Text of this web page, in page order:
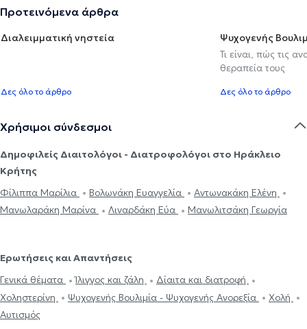
Προτεινόμενα άρθρα
Διαλειμματική νηστεία
Δες όλο το άρθρο
Ψυχογενής
Τι είναι, πώς τις
θεραπεία τους
Δες όλο το άρθρο
Χρήσιμοι σύνδεσμοι
Δημοφιλείς Διαιτολόγοι - Διατροφολόγοι στο Ηράκλειο
Κρήτης
Φίλιππα Μαρίλια
Βολωνάκη Ευαγγελία
Αντωνακάκη Ελένη
Μανωλαράκη Μαρίνα
Λιναρδάκη Εύα Μανωλιτσάκη Γεωργία
Ερωτήσεις και Απαντήσεις
Γενικά θέματα
Ίλιγγος και ζάλη
Δίαιτα και διατροφή
Χοληστερίνη
Ψυχογενής Βουλιμία - Ψυχογενής Ανορεξία
Χολή
Αυτισμός